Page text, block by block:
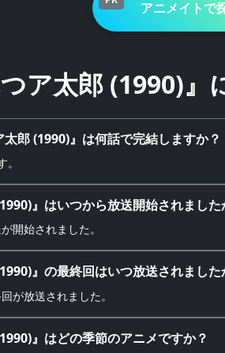
アニメイトで
つア太郎 (1990)
郎 (1990)』は何話で完結しますか？
』はいつから放送開始されました
開始されました。
』の最終回はいつ放送されました
が放送されました。
』はどの季節のアニメですか？